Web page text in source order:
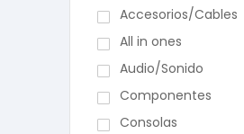
Accesorios/Cables
All in ones
Audio/Sonido
Componentes
Consolas